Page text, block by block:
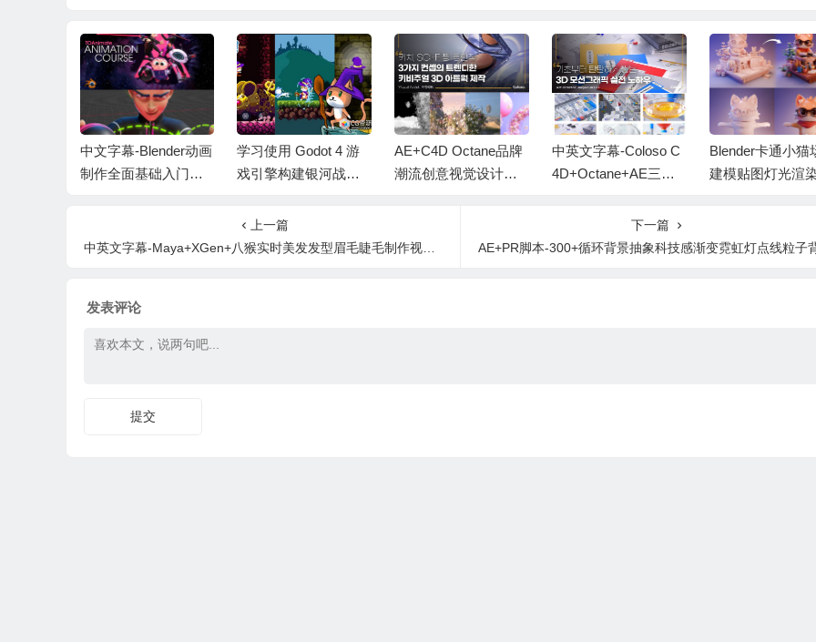
中文字幕-Blender动画
制作全面基础入门教
学习使用 Godot 4 游
戏引擎构建银河战士
a Metroidvania in God
ot!
AE+C4D Octane品牌
潮流创意视觉设计动
中英文字幕-Coloso C
4D+Octane+AE三维
Blender卡通小猫
建模贴图灯光渲
上一篇
中英文字幕-Maya+XGen+八猴实时美发发型眉毛睫毛制作视频教程+工程素材包
下一篇
AE+PR脚本-300+循环背景抽象科技感渐变霓虹灯点线粒子背景循环动画预
发表评论